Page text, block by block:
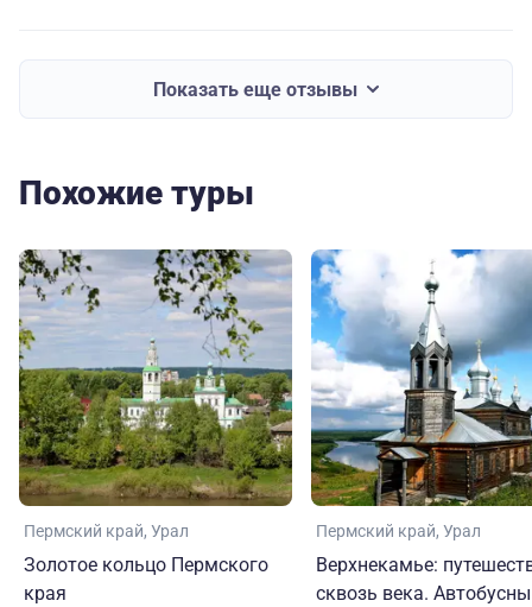
Показать еще отзывы
Похожие туры
Пермский край Урал
Золотое кольцо Пермского
края
Пермский край Урал
Верхнекамье:
сквозь века.